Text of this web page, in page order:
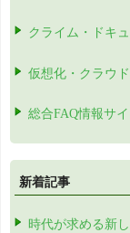
クライム・ドキ
仮想化・クラウ
総合FAQ情報サイ
新着記事
時代が求める新